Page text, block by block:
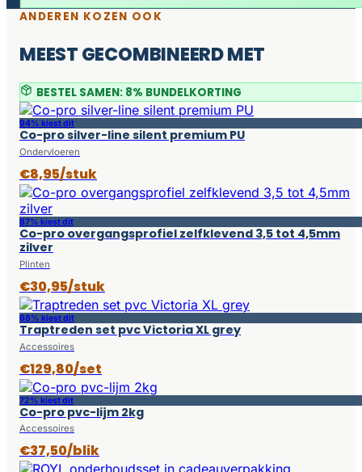
ANDEREN KOZEN OOK
MEEST GECOMBINEERD MET
BESTEL SAMEN: 8% BUNDELKORTING
94% kiest dit
Co-pro silver-line silent premium PU
Ondervloeren
€8,95/stuk
87% kiest dit
Co-pro overgangsprofiel zelfklevend 3,5 tot 4,5mm
zilver
Plinten
€30,95/stuk
68% kiest dit
Traptreden set pvc Victoria XL grey
Accessoires
€129,80/set
72% kiest dit
Co-pro pvc-lijm 2kg
Accessoires
€37,50/blik